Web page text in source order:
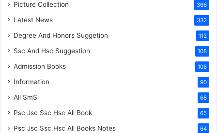
Picture Collection 366
Latest News 332
Degree And Honors Suggetion 112
Ssc And Hsc Suggestion 108
Admission Books 108
Information 90
All SmS 68
Psc Jsc Ssc Hsc All Book 65
Psc Jsc Ssc Hsc All Books Notes 64